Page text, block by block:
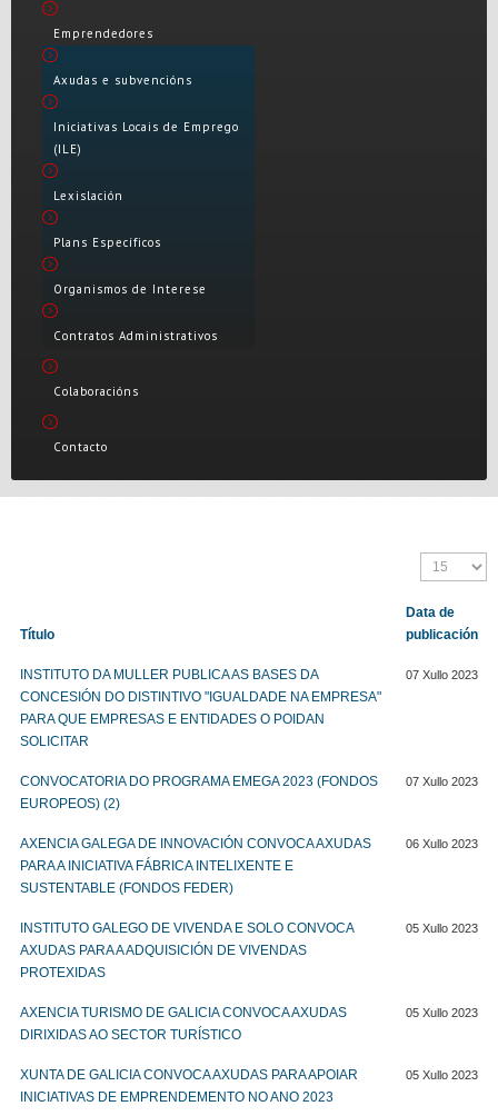
Emprendedores
Axudas e subvencións
Iniciativas Locais de Emprego
(ILE)
Lexislación
Plans Específicos
Organismos de Interese
Contratos Administrativos
Colaboracións
Contacto
Título
Data de
publicación
INSTITUTO DA MULLER PUBLICA AS BASES DA
CONCESIÓN DO DISTINTIVO "IGUALDADE NA EMPRESA"
PARA QUE EMPRESAS E ENTIDADES O POIDAN
SOLICITAR
07 Xullo 2023
CONVOCATORIA DO PROGRAMA EMEGA 2023 (FONDOS
EUROPEOS) (2)
07 Xullo 2023
AXENCIA GALEGA DE INNOVACIÓN CONVOCA AXUDAS
PARA A INICIATIVA FÁBRICA INTELIXENTE E
SUSTENTABLE (FONDOS FEDER)
06 Xullo 2023
INSTITUTO GALEGO DE VIVENDA E SOLO CONVOCA
AXUDAS PARA A ADQUISICIÓN DE VIVENDAS
PROTEXIDAS
05 Xullo 2023
AXENCIA TURISMO DE GALICIA CONVOCA AXUDAS
DIRIXIDAS AO SECTOR TURÍSTICO
05 Xullo 2023
XUNTA DE GALICIA CONVOCA AXUDAS PARA APOIAR
INICIATIVAS DE EMPRENDEMENTO NO ANO 2023
05 Xullo 2023